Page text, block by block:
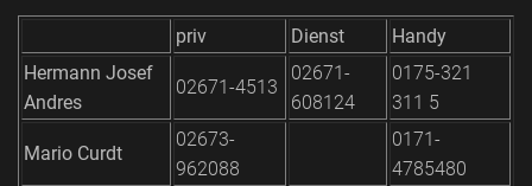
priv Dienst
Handy
Hermann Josef
Andres
02671-4513
02671-
608124
0175-321
311 5
Mario Curdt
02673-
962088
0171-
4785480